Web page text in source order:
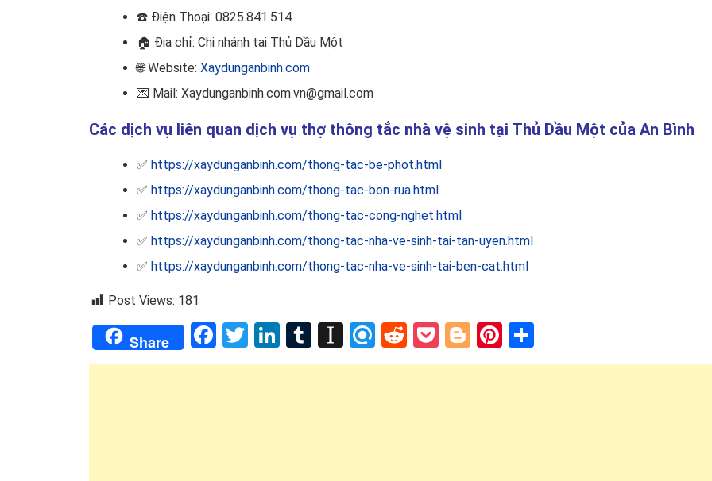
☎️ Điện Thoại: 0825.841.514
🏠 Địa chỉ: Chi nhánh tại Thủ Dầu Một
🌐 Website: Xaydunganbinh.com
💌 Mail: Xaydunganbinh.com.vn@gmail.com
Các dịch vụ liên quan dịch vụ thợ thông tắc nhà vệ sinh tại Thủ Dầu Một của An Bình
✅ https://xaydunganbinh.com/thong-tac-be-phot.html
✅ https://xaydunganbinh.com/thong-tac-bon-rua.html
✅ https://xaydunganbinh.com/thong-tac-cong-nghet.html
✅ https://xaydunganbinh.com/thong-tac-nha-ve-sinh-tai-tan-uyen.html
✅ https://xaydunganbinh.com/thong-tac-nha-ve-sinh-tai-ben-cat.html
Post Views: 181
Share Facebook
TwitterLinkedIn
Tumblr
Instapaper
RefindRedditPocket
BloggerPinterest